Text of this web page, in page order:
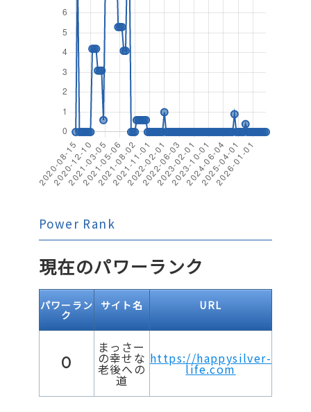
Power Rank
現在のパワーランク
パワーラン
ク
サイト名 URL
0
まっさー
の幸せな
老後への
道
https://happysilver-
life.com